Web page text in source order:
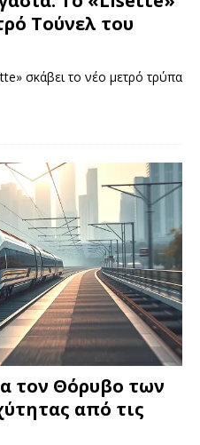
Τούνελ του
σκάβει το νέο μετρό τρύπα
τον Θόρυβο των
από τις